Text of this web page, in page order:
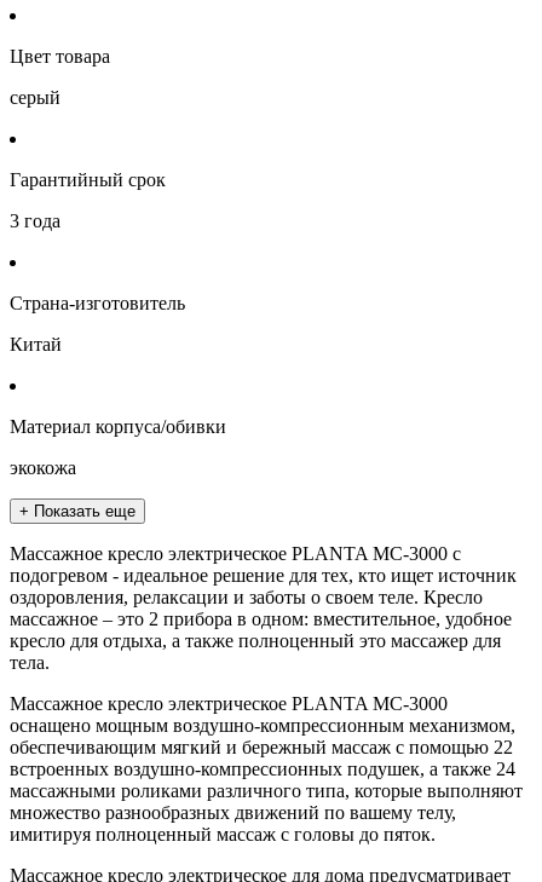
Цвет товара
серый
Гарантийный срок
3 года
Страна-изготовитель
Китай
Материал корпуса/обивки
экокожа
+ Показать еще
Массажное кресло электрическое PLANTA MC-3000 с
подогревом - идеальное решение для тех, кто ищет источник
оздоровления, релаксации и заботы о своем теле. Кресло
массажное – это 2 прибора в одном: вместительное, удобное
кресло для отдыха, а также полноценный это массажер для
тела.
Массажное кресло электрическое PLANTA MC-3000
оснащено мощным воздушно-компрессионным механизмом,
обеспечивающим мягкий и бережный массаж с помощью 22
встроенных воздушно-компрессионных подушек, а также 24
массажными роликами различного типа, которые выполняют
множество разнообразных движений по вашему телу,
имитируя полноценный массаж с головы до пяток.
Массажное кресло электрическое для дома предусматривает